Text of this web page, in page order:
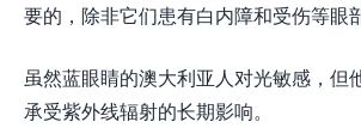
要的，除非它们患有白内障和受伤等眼
虽然蓝眼睛的澳大利亚人对光敏感，但
承受紫外线辐射的长期影响。